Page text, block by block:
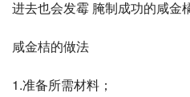
进去也会发霉 腌制成功的咸金
咸金桔的做法
1.准备所需材料；